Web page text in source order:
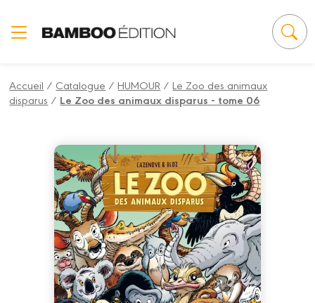
Accueil / Catalogue /HUMOUR /Le Zoo des animaux
disparus / Le Zoo des animaux disparus - tome 06